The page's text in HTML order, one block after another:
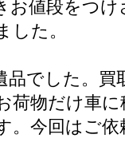
お値段をつ
た。
でした。買
荷物だけ車
。今回はご